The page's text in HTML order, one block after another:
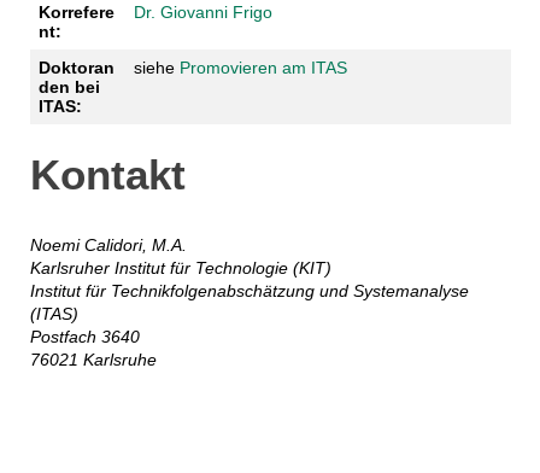
Korrefere
nt:
Dr. Giovanni Frigo
Doktoran
den bei
ITAS:
siehe Promovieren am ITAS
Kontakt
Noemi Calidori, M.A.
Karlsruher Institut für Technologie (KIT)
Institut für Technikfolgenabschätzung und Systemanalyse
(ITAS)
Postfach 3640
76021 Karlsruhe